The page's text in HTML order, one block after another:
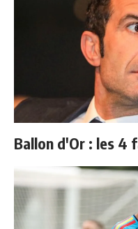
Ballon d'Or : les 4